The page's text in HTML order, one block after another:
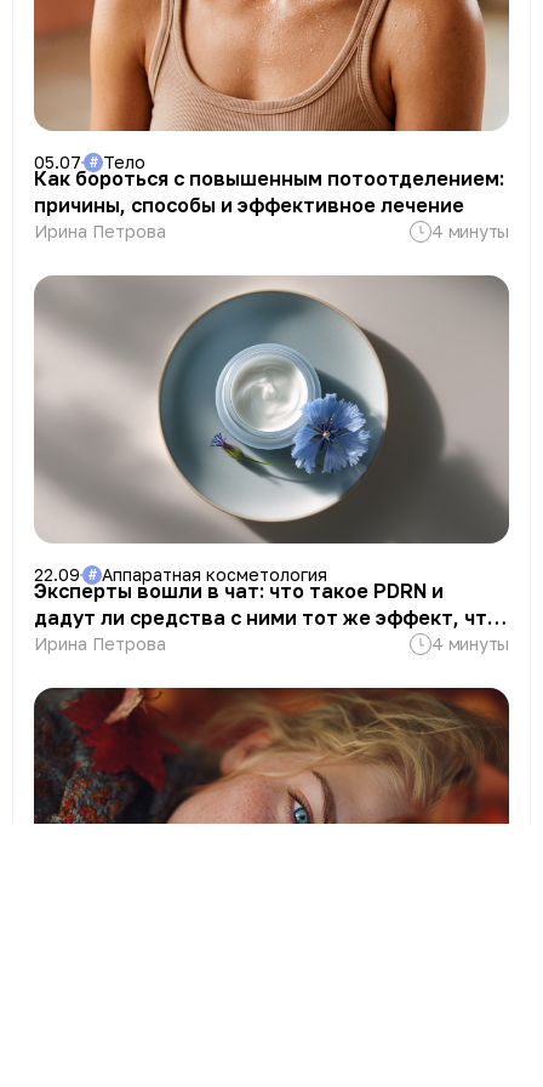
полинуклеотидных препаратов», BR PHARM
Co.,Ltd. (Южная Корея, 2018 г).
Сертифицированные обучения по
инъекционным препаратам и методикам
введения: Restylane, Juvederm, Teosyal,
Meso-Wharton, Mesosculpt, Mesoeye, Stylage,
Hyalual, ГК Мартинекс, Aqualyx, Мезонити І,
ІІ, ІІІ поколения, Botox, Dysport и др.
# Тело
05.07
Как бороться с повышенным потоотделением:
причины, способы и эффективное лечение
Ирина Петрова 4 минуты
# Аппаратная косметология
22.09
Эксперты вошли в чат: что такое PDRN и
дадут ли средства с ними тот же эффект, что
и инъекции
Ирина Петрова 4 минуты